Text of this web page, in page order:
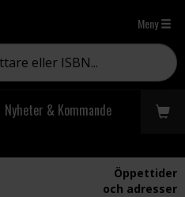
Meny
Nyheter & Kommande
Öppettider
och adresser